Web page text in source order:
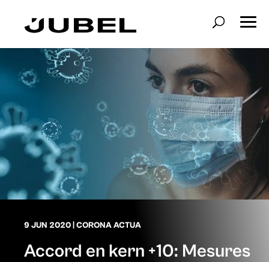
9 JUN 2020 CORONA ACTUA
Accord en kern +10: Mesures